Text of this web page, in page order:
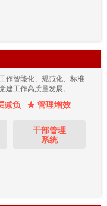
作智能化、规范化、标准
建工作高质量发展。
减负 ★ 管理增效
干部管理
系统